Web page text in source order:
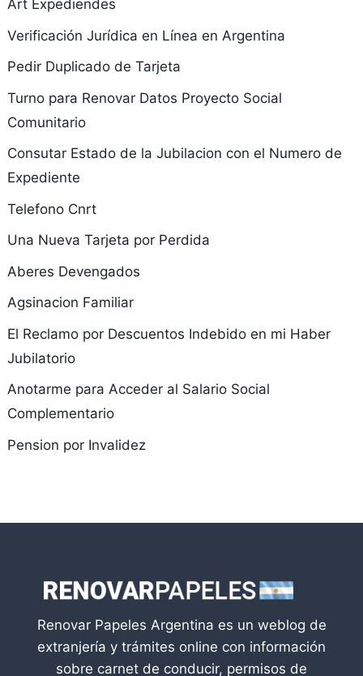
Art Expediendes
Verificación Jurídica en Línea en Argentina
Pedir Duplicado de Tarjeta
Turno para Renovar Datos Proyecto Social
Comunitario
Consutar Estado de la Jubilacion con el Numero de
Expediente
Telefono Cnrt
Una Nueva Tarjeta por Perdida
Aberes Devengados
Agsinacion Familiar
El Reclamo por Descuentos Indebido en mi Haber
Jubilatorio
Anotarme para Acceder al Salario Social
Complementario
Pension por Invalidez
Renovar Papeles Argentina es un weblog de
extranjería y trámites online con información
sobre carnet de conducir, permisos de